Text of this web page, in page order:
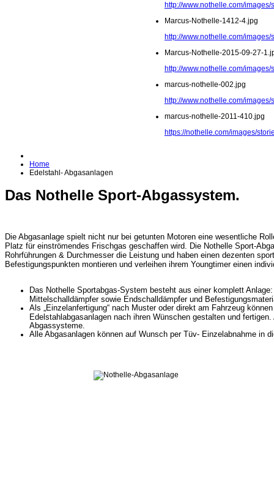
http://www.nothelle.com/
Marcus-Nothelle-1412-4.jpg
http://www.nothelle.com/
Marcus-Nothelle-2015-09-27-
http://www.nothelle.com/
marcus-nothelle-002.jpg
http://www.nothelle.com/
marcus-nothelle-2011-410.jpg
https://nothelle.com/images/
Home
Edelstahl- Abgasanlagen
Das Nothelle Sport-Abgassystem.
Die Abgasanlage spielt nicht nur bei getunten Motoren eine wesentliche
Platz für einströmendes Frischgas geschaffen wird. Die Nothelle Sport-
Rohrführungen & Durchmesser die Leistung und haben einen dezenten
Befestigungspunkten montieren und verleihen ihrem Youngtimer einen
Das Nothelle Sportabgas-System besteht aus einer komplett
Mittelschalldämpfer sowie Endschalldämpfer und
Als „Einzelanfertigung“ nach Muster oder direkt am Fahrzeug
Edelstahlabgasanlagen nach ihren Wünschen gestalten und
Abgassysteme.
Alle Abgasanlagen können auf Wunsch per Tüv- Einzelabnahme in